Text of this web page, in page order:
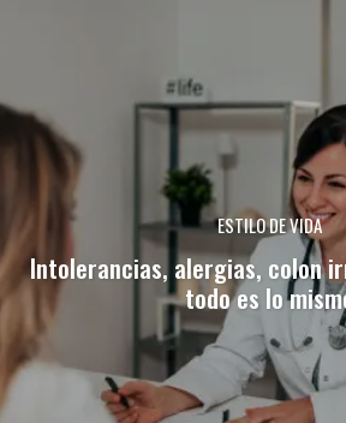
ESTILO DE VIDA
Intolerancias, alergias, colon
todo es lo